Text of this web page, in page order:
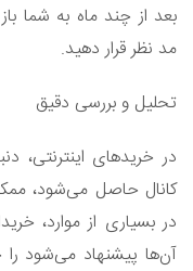
بعد از چند ماه به شما
مد نظر قرار دهید.
تحلیل و بررسی دقیق
در خریدهای اینترنتی،
کانال حاصل می‌شود،
در بسیاری از موارد،
آن‌ها پیشنهاد می‌شود